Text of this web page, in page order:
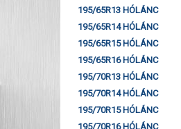
195/65R13 HÓLÁNC
195/65R14 HÓLÁNC
195/65R15 HÓLÁNC
195/65R16 HÓLÁNC
195/70R13 HÓLÁNC
195/70R14 HÓLÁNC
195/70R15 HÓLÁNC
195/70R16 HÓLÁNC